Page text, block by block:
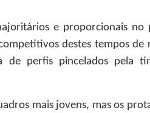
e proporcionais no
destes tempos de
de perfis pincelados pela
mais jovens, mas os